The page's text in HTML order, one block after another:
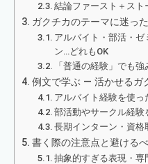
結論ファースト＋スト
ガクチカのテーマに迷っ
アルバイト・部活・
ン…どれもOK
「普通の経験」でも
例文で学ぶ — 活かせるガ
アルバイト経験を使っ
部活動やサークル経験
長期インターン・資格
書く際の注意点と避ける
抽象的すぎる表現・専